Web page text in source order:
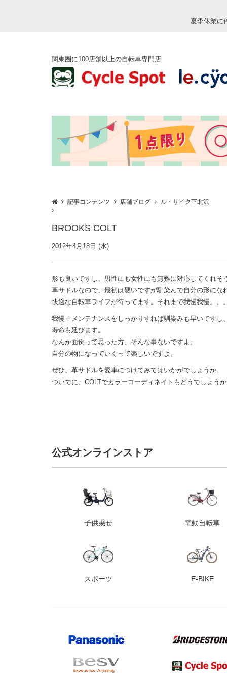
夏季休業に
関東圏に100店舗以上の自転車専門店
記事コンテンツ 店舗ブログ ル・サイク下北沢
BROOKS COLT
2012年4月18日 (水)
形も良いですし、男性にも女性にも無難に対応してくれそ
革サドルなので、最初は硬いですが馴染んで自分の形にな
快適な自転車ライフが待ってます。それまで我慢我慢。。
我慢＋メンテナンスをしっかりすれば馴染みも早いですし
寿命も延びます。
なんか面倒って思った方、そんな事ないですよ。
自分の物になっていくって楽しいですよ。
ぜひ、革サドルを愛車につけてみてはいかがでしょうか。
ついでに、COLTでカラーコーディネイトもどうでしょう
公式オンラインストア
子供乗せ 電動自転車
スポーツ E-BIKE